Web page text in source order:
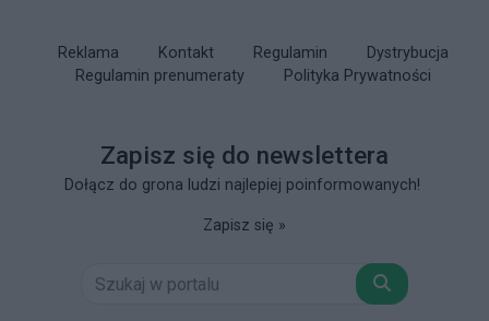
Reklama Kontakt Regulamin
Dystrybucja
Regulamin prenumeraty
Polityka Prywatności
Zapisz się do newslettera
Dołącz do grona ludzi najlepiej poinformowanych!
Zapisz się »
Szukaj